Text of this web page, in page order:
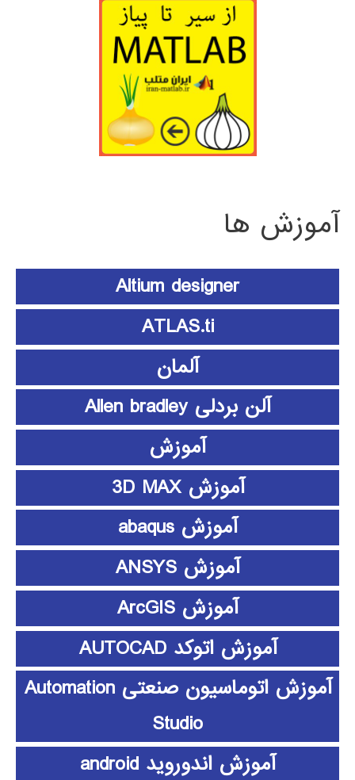
آموزش ها
Altium designer
ATLAS.ti
آلمان
آلن بردلی Allen bradley
آموزش
آموزش 3D MAX
آموزش abaqus
آموزش ANSYS
آموزش ArcGIS
آموزش اتوکد AUTOCAD
آموزش اتوماسیون صنعتی Automation
Studio
آموزش اندوروید android